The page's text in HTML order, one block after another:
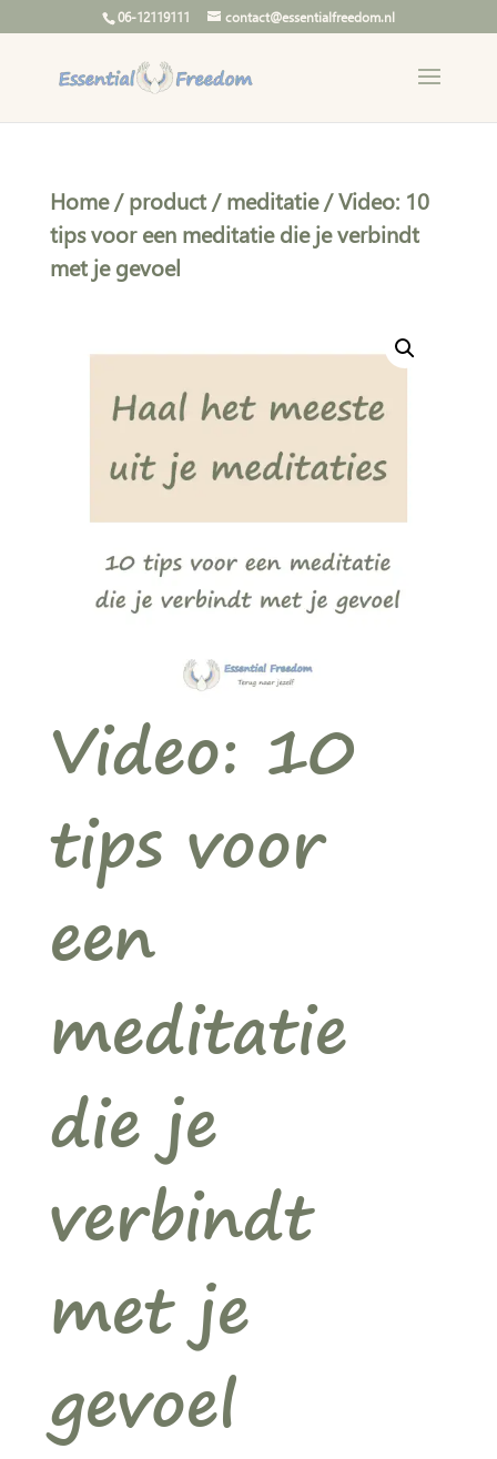
06-12119111 contact@essentialfreedom.nl
Home/product/meditatie/ Video: 10
tips voor een meditatie die je verbindt
met je gevoel
Video: 10
tips voor
een
meditatie
die je
verbindt
met je
gevoel